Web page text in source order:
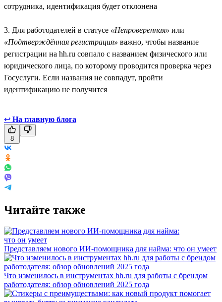
сотрудника, идентификация будет отклонена
3. Для работодателей в статусе «Непроверенная» или
«Подтверждённая регистрация» важно, чтобы название
регистрации на hh.ru совпало с названием физического или
юридического лица, по которому проводится проверка через
Госуслуги. Если названия не совпадут, пройти
идентификацию не получится
↩ На главную блога
8
Читайте также
Представляем нового ИИ-помощника для найма: что он умеет
Что изменилось в инструментах hh.ru для работы с брендом
работодателя: обзор обновлений 2025 года